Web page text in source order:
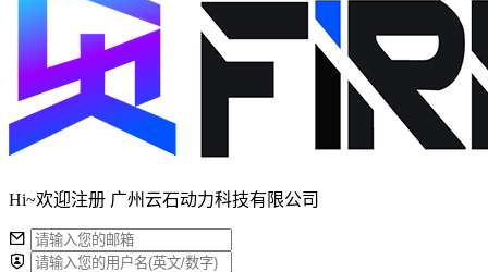
Hi~欢迎注册 广州云石动力科技有限公司